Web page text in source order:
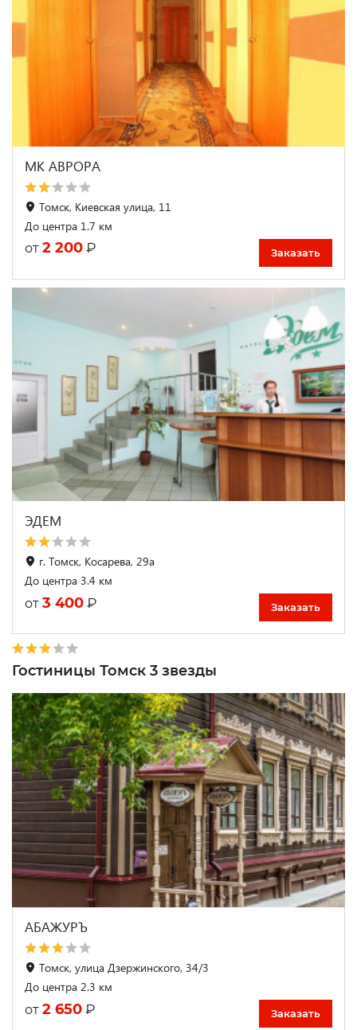
МК АВРОРА
Томск, Киевская улица, 11
До центра 1.7 км
от 2 200 ₽ Заказать
ЭДЕМ
г. Томск, Косарева, 29а
До центра 3.4 км
от 3 400 ₽ Заказать
Гостиницы Томск 3 звезды
АБАЖУРЪ
Томск, улица Дзержинского, 34/3
До центра 2.3 км
от 2 650 ₽ Заказать